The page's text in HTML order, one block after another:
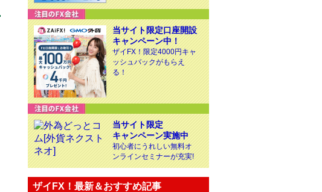
当サイト限定口座開設
キャンペーン中！
ザイFX！限定4000円キャ
ッシュバックがもらえ
る！
当サイト限定
キャンペーン実施中
初心者にうれしい無料オ
ンラインセミナーが充実!
ザイFX！最新＆おすすめ記事